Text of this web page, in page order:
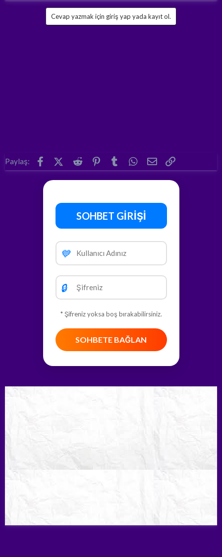
Cevap yazmak için giriş yap yada kayıt ol.
Paylaş: FacebookX (Twitter)
Reddit Pinterest
Tumblr WhatsApp
E-posta
SOHBET GİRİŞİ
💙
🔒
* Şifreniz yoksa boş bırakabilirsiniz.
SOHBETE BAĞLAN